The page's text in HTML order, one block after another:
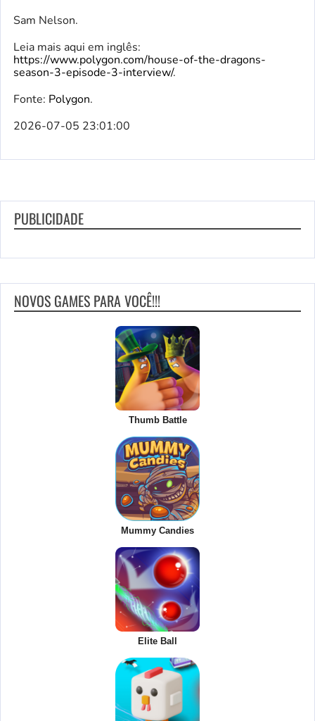
Sam Nelson.
Leia mais aqui em inglês:
https://www.polygon.com/house-of-the-dragons-
season-3-episode-3-interview/.
Fonte: Polygon.
2026-07-05 23:01:00
PUBLICIDADE
NOVOS GAMES PARA VOCÊ!!!
Thumb Battle
Mummy Candies
Elite Ball